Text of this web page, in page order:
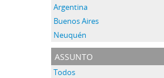
Argentina
Buenos Aires
Neuquén
assunto
Todos